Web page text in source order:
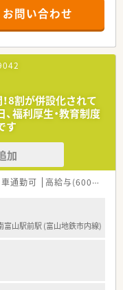
研修だけでなく任意で受
す
る従業員、将来経営幹部
活躍ができるフィールド
時までの勤務）どちらか
リニック併設店舗」「敷
様々な店舗を運営してい
訪問調剤特化型店舗」を
51店舗設置しています
営優良法人2023（大規模
が働きやすい環境が整備
お問い合わせ
8割が併設化されて
福利厚生・教育制度
す
加
車通勤可 高給与(600万円以上)
富山駅前駅 (富山地鉄市内線)